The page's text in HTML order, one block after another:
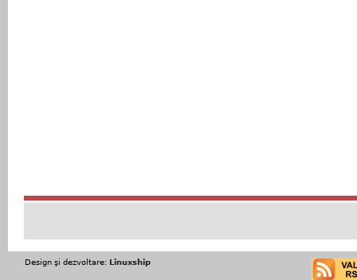
Design şi dezvoltare: Linuxship